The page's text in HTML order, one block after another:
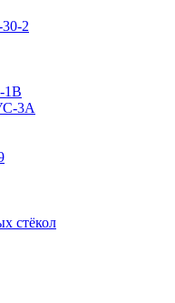
2
3А
стёкол